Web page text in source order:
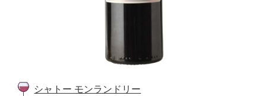
シャトー モンランドリー